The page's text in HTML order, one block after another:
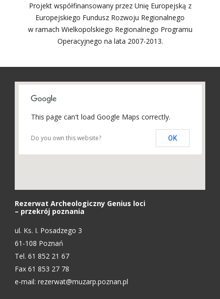
Projekt współfinansowany przez Unię Europejską z
Europejskiego Fundusz Rozwoju Regionalnego
w ramach Wielkopolskiego Regionalnego Programu
Operacyjnego na lata 2007-2013.
This page can't load Google Maps correctly.
Do you own this website? OK
Rezerwat Archeologiczny Genius loci
– przekrój poznania
ul. Ks. I. Posadzego 3
61-108 Poznań
Tel. 61 852 21 67
Fax 61 853 27 78
e-mail: rezerwat@muzarp.poznan.pl